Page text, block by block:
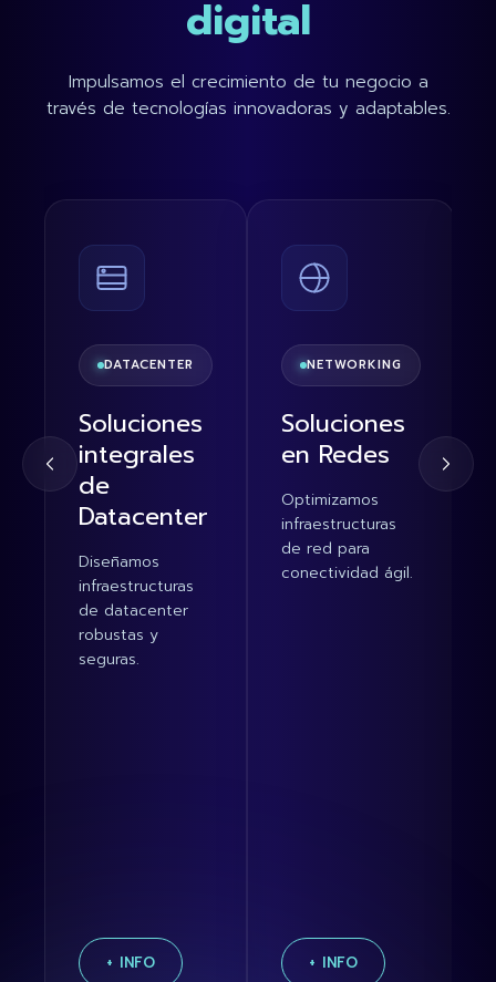
digital
Impulsamos el crecimiento de tu negocio a
través de tecnologías innovadoras y adaptables.
DATACENTER
Soluciones
integrales
de
Datacenter
Diseñamos
infraestructuras
de datacenter
robustas y
seguras.
+ INFO
NETWORKING
Soluciones
en Redes
Optimizamos
infraestructuras
de red para
conectividad ágil.
+ INFO